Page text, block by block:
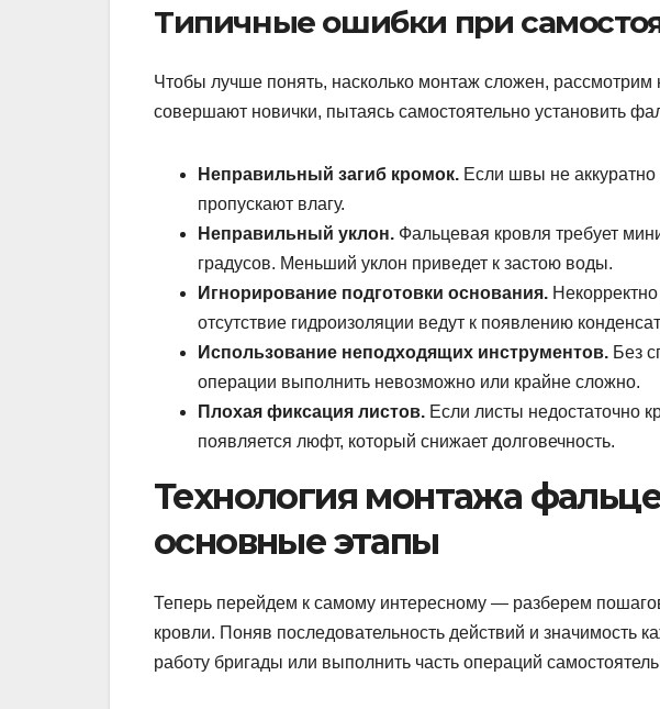
Типичные ошибки при
Чтобы лучше понять, насколько монтаж сложен,
совершают новички, пытаясь самостоятельно установить
Неправильный загиб кромок. Если швы не аккуратно
пропускают влагу.
Неправильный уклон. Фальцевая кровля требует
градусов. Меньший уклон приведет к застою воды.
Игнорирование подготовки основания.
отсутствие гидроизоляции ведут к появлению
Использование неподходящих инструментов. Без
операции выполнить невозможно или крайне сложно.
Плохая фиксация листов. Если листы недостаточно
появляется люфт, который снижает долговечность.
Технология монтажа
основные этапы
Теперь перейдем к самому интересному — разберем
кровли. Поняв последовательность действий и значимость
работу бригады или выполнить часть операций